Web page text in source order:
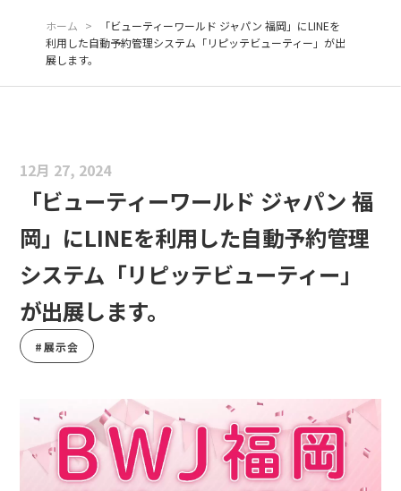
ホーム >
「ビューティーワールド ジャパン 福岡」にLINEを
利用した自動予約管理システム「リピッテビューティー」が出
展します。
12月 27, 2024
「ビューティーワールド ジャパン 福
岡」にLINEを利用した自動予約管理
システム「リピッテビューティー」
が出展します。
#展示会